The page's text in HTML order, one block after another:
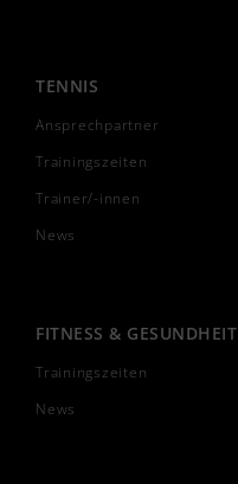
TENNIS
Ansprechpartner
Trainingszeiten
Trainer/-innen
News
FITNESS & GESUNDHEIT
Trainingszeiten
News